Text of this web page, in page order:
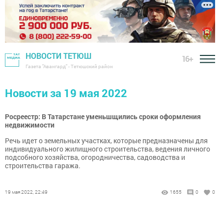
НОВОСТИ ТЕТЮШ
Газета "Авангард" - Тетюшский район
16+
Новости за 19 мая 2022
Росреестр: В Татарстане уменьшщились сроки оформления
недвижимости
Речь идет о земельных участках, которые предназначены для
индивидуального жилищного строительства, ведения личного
подсобного хозяйства, огородничества, садоводства и
строительства гаража.
19 мая 2022, 22:49 1655 0 0